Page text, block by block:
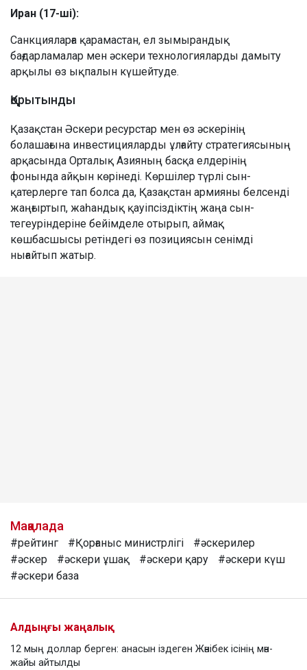
Иран (17-ші):
Санкцияларға қарамастан, ел зымырандық
бағдарламалар мен әскери технологияларды дамыту
арқылы өз ықпалын күшейтуде.
Қорытынды
Қазақстан Әскери ресурстар мен өз әскерінің
болашағына инвестицияларды ұлғайту стратегиясының
арқасында Орталық Азияның басқа елдерінің
фонында айқын көрінеді. Көршілер түрлі сын-
қатерлерге тап болса да, Қазақстан армияны белсенді
жаңғыртып, жаһандық қауіпсіздіктің жаңа сын-
тегеуріндеріне бейімделе отырып, аймақ
көшбасшысы ретіндегі өз позициясын сенімді
нығайтып жатыр.
Мақалада
#рейтинг #Қорғаныс министрлігі
#әскерилер
#әскер
#әскери ұшақ #әскери қару
#әскери күш
#әскери база
Алдыңғы жаңалық
12 мың доллар берген: анасын іздеген Жәнібек ісінің мән-
жайы айтылды